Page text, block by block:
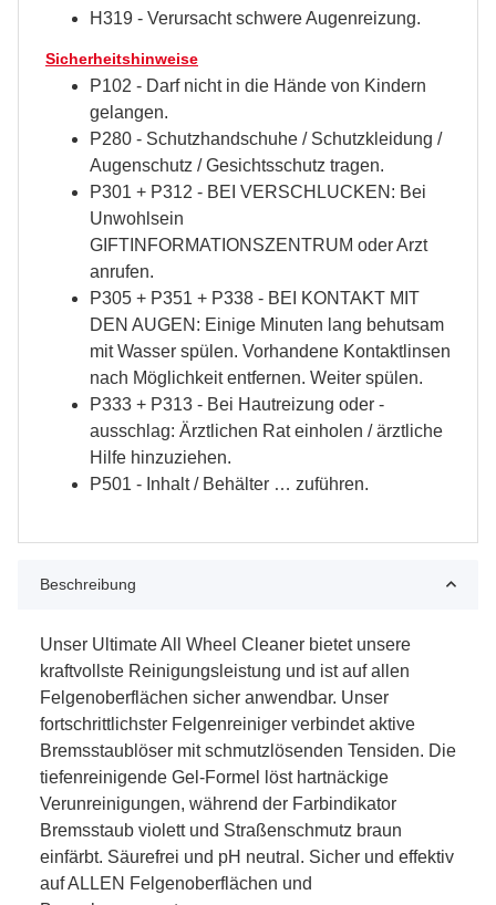
H319 - Verursacht schwere Augenreizung.
Sicherheitshinweise
P102 - Darf nicht in die Hände von Kindern
gelangen.
P280 - Schutzhandschuhe / Schutzkleidung /
Augenschutz / Gesichtsschutz tragen.
P301 + P312 - BEI VERSCHLUCKEN: Bei
Unwohlsein
GIFTINFORMATIONSZENTRUM oder Arzt
anrufen.
P305 + P351 + P338 - BEI KONTAKT MIT
DEN AUGEN: Einige Minuten lang behutsam
mit Wasser spülen. Vorhandene Kontaktlinsen
nach Möglichkeit entfernen. Weiter spülen.
P333 + P313 - Bei Hautreizung oder -
ausschlag: Ärztlichen Rat einholen / ärztliche
Hilfe hinzuziehen.
P501 - Inhalt / Behälter … zuführen.
Beschreibung
Unser Ultimate All Wheel Cleaner bietet unsere
kraftvollste Reinigungsleistung und ist auf allen
Felgenoberflächen sicher anwendbar. Unser
fortschrittlichster Felgenreiniger verbindet aktive
Bremsstaublöser mit schmutzlösenden Tensiden. Die
tiefenreinigende Gel-Formel löst hartnäckige
Verunreinigungen, während der Farbindikator
Bremsstaub violett und Straßenschmutz braun
einfärbt. Säurefrei und pH neutral. Sicher und effektiv
auf ALLEN Felgenoberflächen und